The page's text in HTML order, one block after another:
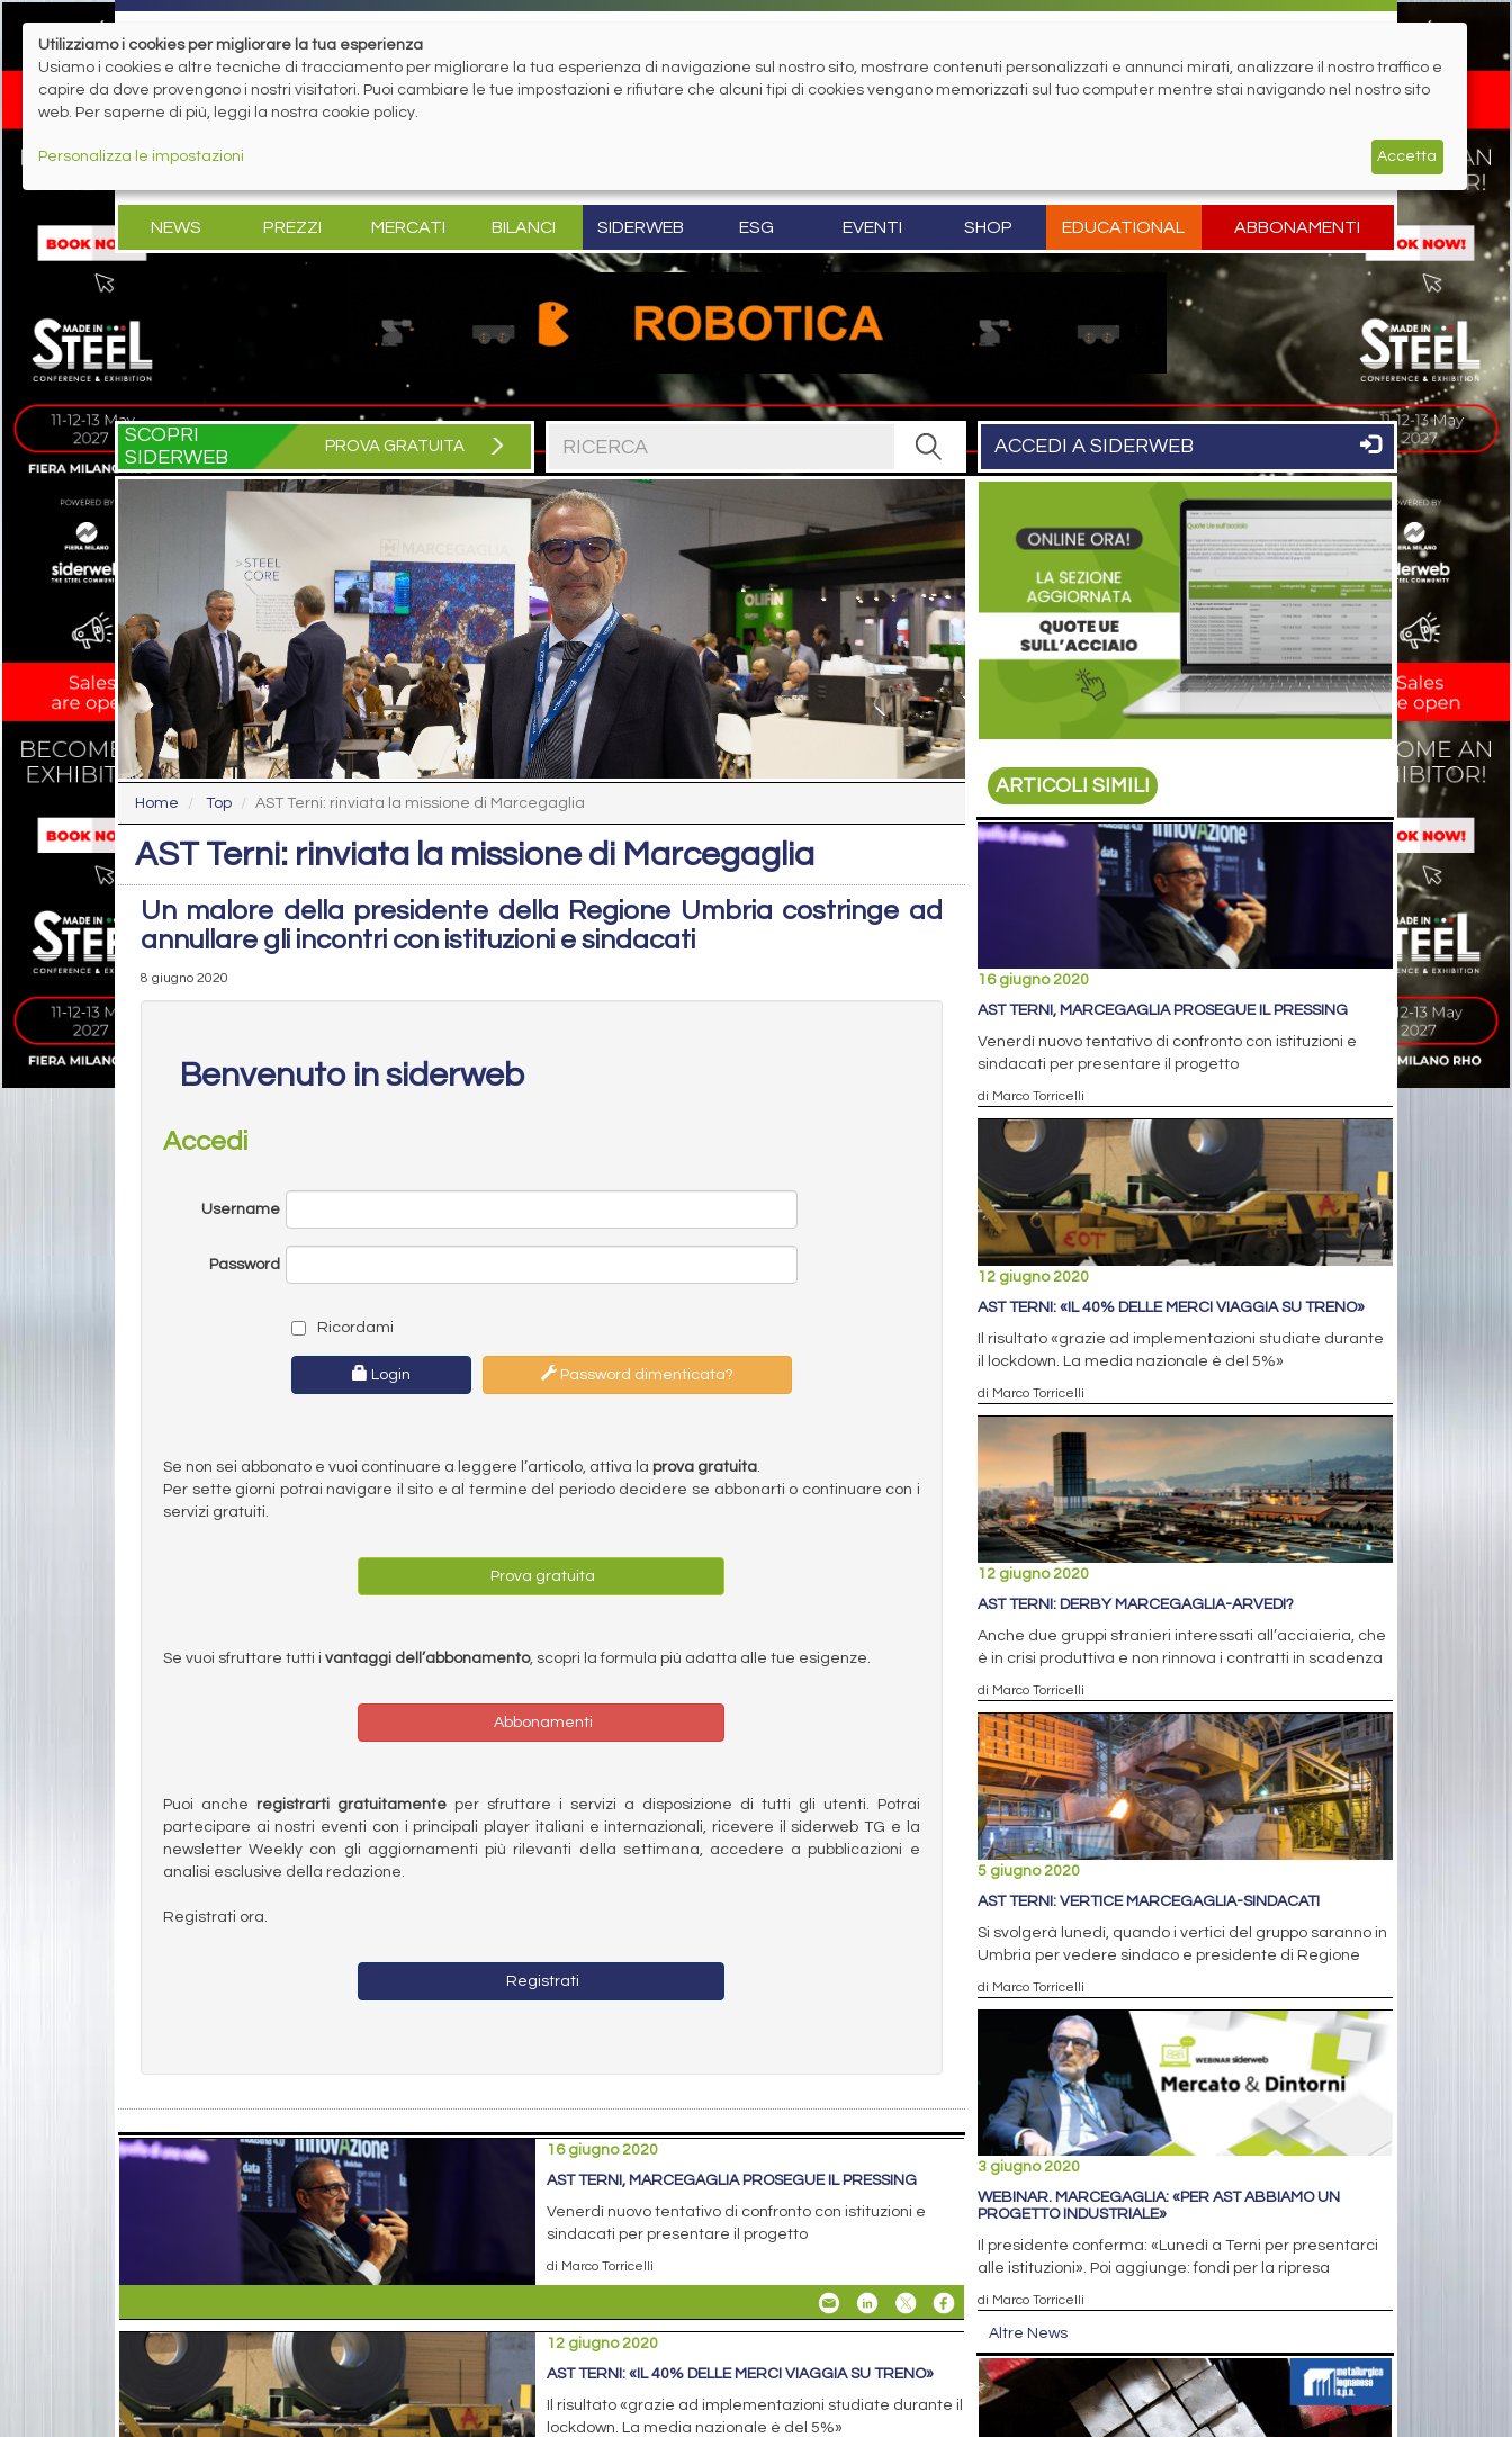
NEWS PREZZI MERCATI BILANCI SIDERWEB ESG EVENTI SHOP EDUCATIONAL ABBONAMENTI
SCOPRI
SIDERWEB
PROVA GRATUITA ACCEDI A SIDERWEB
Home Top AST Terni: rinviata la missione di Marcegaglia
AST Terni: rinviata la missione di Marcegaglia
Un malore della presidente della Regione Umbria costringe ad
annullare gli incontri con istituzioni e sindacati
8 giugno 2020
Benvenuto in siderweb
Accedi
Username
Password
Ricordami
Login Password dimenticata?
Se non sei abbonato e vuoi continuare a leggere l’articolo, attiva la prova gratuita.
Per sette giorni potrai navigare il sito e al termine del periodo decidere se abbonarti o continuare con i
servizi gratuiti.
Prova gratuita
Se vuoi sfruttare tutti i vantaggi dell’abbonamento, scopri la formula più adatta alle tue esigenze.
Abbonamenti
Puoi anche registrarti gratuitamenteper sfruttare i servizi a disposizione di tutti gli utenti. Potrai
partecipare ai nostri eventi con i principali player italiani e internazionali, ricevere il siderweb TG e la
newsletter Weekly con gli aggiornamenti più rilevanti della settimana, accedere a pubblicazioni e
analisi esclusive della redazione.
Registrati ora.
Registrati
16 giugno 2020
AST TERNI, MARCEGAGLIA PROSEGUE IL PRESSING
Venerdì nuovo tentativo di confronto con istituzioni e
sindacati per presentare il progetto
di Marco Torricelli
12 giugno 2020
AST TERNI: «IL 40% DELLE MERCI VIAGGIA SU TRENO»
Il risultato «grazie ad implementazioni studiate durante il
lockdown. La media nazionale è del 5%»
ARTICOLI SIMILI
16 giugno 2020
AST TERNI, MARCEGAGLIA PROSEGUE IL PRESSING
Venerdì nuovo tentativo di confronto con istituzioni e
sindacati per presentare il progetto
di Marco Torricelli
12 giugno 2020
AST TERNI: «IL 40% DELLE MERCI VIAGGIA SU TRENO»
Il risultato «grazie ad implementazioni studiate durante
il lockdown. La media nazionale è del 5%»
di Marco Torricelli
12 giugno 2020
AST TERNI: DERBY MARCEGAGLIA-ARVEDI?
Anche due gruppi stranieri interessati all’acciaieria, che
è in crisi produttiva e non rinnova i contratti in scadenza
di Marco Torricelli
5 giugno 2020
AST TERNI: VERTICE MARCEGAGLIA-SINDACATI
Si svolgerà lunedì, quando i vertici del gruppo saranno in
Umbria per vedere sindaco e presidente di Regione
di Marco Torricelli
3 giugno 2020
WEBINAR. MARCEGAGLIA: «PER AST ABBIAMO UN
PROGETTO INDUSTRIALE»
Il presidente conferma: «Lunedì a Terni per presentarci
alle istituzioni». Poi aggiunge: fondi per la ripresa
di Marco Torricelli
Altre News
Utilizziamo i cookies per migliorare la tua esperienza
Usiamo i cookies e altre tecniche di tracciamento per migliorare la tua esperienza di navigazione sul nostro sito, mostrare contenuti personalizzati e annunci mirati, analizzare il nostro traffico e
capire da dove provengono i nostri visitatori. Puoi cambiare le tue impostazioni e rifiutare che alcuni tipi di cookies vengano memorizzati sul tuo computer mentre stai navigando nel nostro sito
web. Per saperne di più, leggi la nostra cookie policy.
Personalizza le impostazioni Accetta